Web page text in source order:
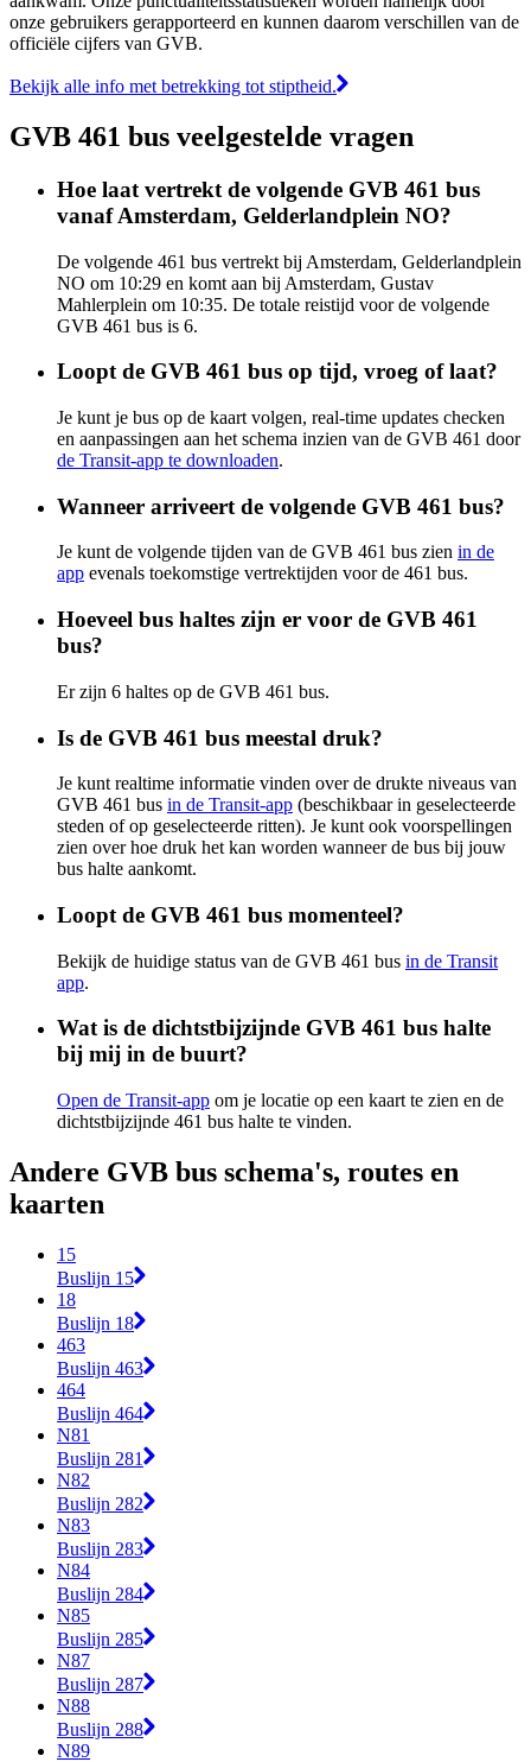
onze gebruikers gerapporteerd en kunnen daarom verschillen van de
officiële cijfers van GVB.
Bekijk alle info met betrekking tot stiptheid.
GVB 461 bus veelgestelde vragen
Hoe laat vertrekt de volgende GVB 461 bus
vanaf Amsterdam, Gelderlandplein NO?
De volgende 461 bus vertrekt bij Amsterdam, Gelderlandplein
NO om 10:29 en komt aan bij Amsterdam, Gustav
Mahlerplein om 10:35. De totale reistijd voor de volgende
GVB 461 bus is 6.
Loopt de GVB 461 bus op tijd, vroeg of laat?
Je kunt je bus op de kaart volgen, real-time updates checken
en aanpassingen aan het schema inzien van de GVB 461 door
de Transit-app te downloaden.
Wanneer arriveert de volgende GVB 461 bus?
Je kunt de volgende tijden van de GVB 461 bus zien in de
app evenals toekomstige vertrektijden voor de 461 bus.
Hoeveel bus haltes zijn er voor de GVB 461
bus?
Er zijn 6 haltes op de GVB 461 bus.
Is de GVB 461 bus meestal druk?
Je kunt realtime informatie vinden over de drukte niveaus van
GVB 461 bus in de Transit-app (beschikbaar in geselecteerde
steden of op geselecteerde ritten). Je kunt ook voorspellingen
zien over hoe druk het kan worden wanneer de bus bij jouw
bus halte aankomt.
Loopt de GVB 461 bus momenteel?
Bekijk de huidige status van de GVB 461 bus in de Transit
app.
Wat is de dichtstbijzijnde GVB 461 bus halte
bij mij in de buurt?
Open de Transit-app om je locatie op een kaart te zien en de
dichtstbijzijnde 461 bus halte te vinden.
Andere GVB bus schema's, routes en
kaarten
15
Buslijn 15
18
Buslijn 18
463
Buslijn 463
464
Buslijn 464
N81
Buslijn 281
N82
Buslijn 282
N83
Buslijn 283
N84
Buslijn 284
N85
Buslijn 285
N87
Buslijn 287
N88
Buslijn 288
N89